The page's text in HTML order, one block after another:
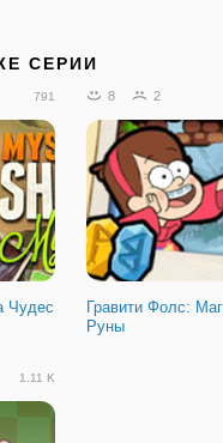
СЕРИИ
791
Чудес
8 2
Гравити Фолс:
Руны
1.11 K